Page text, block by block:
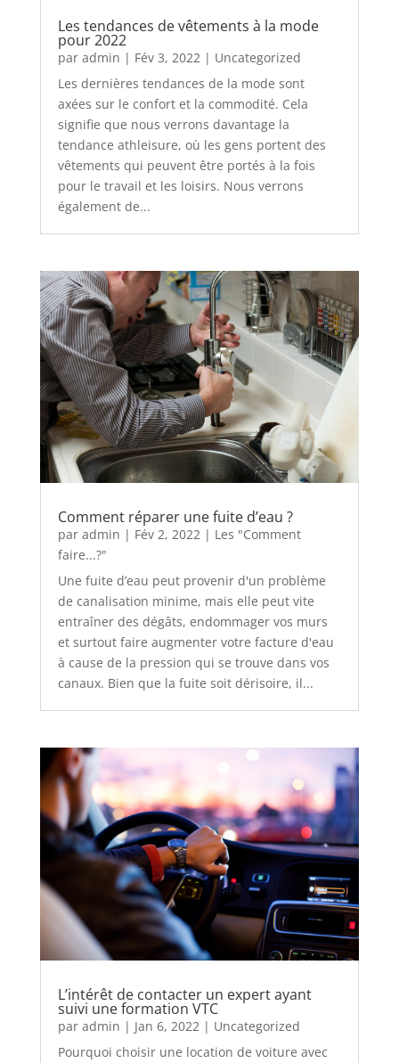
Les tendances de vêtements à la mode
pour 2022
par admin | Fév 3, 2022| Uncategorized
Les dernières tendances de la mode sont
axées sur le confort et la commodité. Cela
signifie que nous verrons davantage la
tendance athleisure, où les gens portent des
vêtements qui peuvent être portés à la fois
pour le travail et les loisirs. Nous verrons
également de...
Comment réparer une fuite d’eau ?
par admin | Fév 2, 2022| Les "Comment
faire...?"
Une fuite d’eau peut provenir d'un problème
de canalisation minime, mais elle peut vite
entraîner des dégâts, endommager vos murs
et surtout faire augmenter votre facture d'eau
à cause de la pression qui se trouve dans vos
canaux. Bien que la fuite soit dérisoire, il...
L’intérêt de contacter un expert ayant
suivi une formation VTC
par admin | Jan 6, 2022| Uncategorized
Pourquoi choisir une location de voiture avec